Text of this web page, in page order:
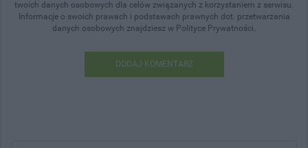
twoich danych osobowych dla celów związanych z korzystaniem z serwisu.
Informacje o swoich prawach i podstawach prawnych dot. przetwarzania
danych osobowych znajdziesz w Polityce Prywatności.
DODAJ KOMENTARZ